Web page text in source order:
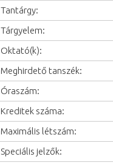
Tantárgy:
Tárgyelem:
Oktató(k):
Meghirdető tanszék:
Óraszám:
Kreditek száma:
Maximális létszám:
Speciális jelzők: